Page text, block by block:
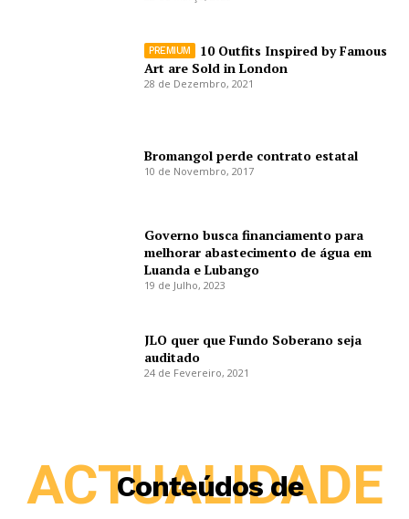
10 Outfits Inspired by Famous
Art are Sold in London
28 de Dezembro, 2021
Bromangol perde contrato estatal
10 de Novembro, 2017
Governo busca financiamento para
melhorar abastecimento de água em
Luanda e Lubango
19 de Julho, 2023
JLO quer que Fundo Soberano seja
auditado
24 de Fevereiro, 2021
Conteúdos de
ACTUALIDADE